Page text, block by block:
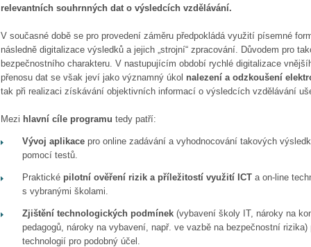
relevantních souhrnných dat o výsledcích vzdělávání.
V současné době se pro provedení záměru předpokládá využití písemné
následně digitalizace výsledků a jejich „strojní“ zpracování. Důvodem pro
bezpečnostního charakteru. V nastupujícím období rychlé digitalizace
přenosu dat se však jeví jako významný úkol nalezení a odzkoušení
tak při realizaci získávání objektivních informací o výsledcích vzdělávání
Mezi hlavní cíle programu tedy patří:
Vývoj aplikace pro online zadávání a vyhodnocování takových
pomocí testů.
Praktické pilotní ověření rizik a příležitostí využití ICT a on-line
s vybranými školami.
Zjištění technologických podmínek (vybavení školy IT, nároky na
pedagogů, nároky na vybavení, např. ve vazbě na bezpečnostní
technologií pro podobný účel.